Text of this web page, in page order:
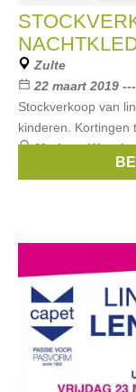
Zulte
22 maart 2019
Stockverkoop van
kinderen. Kortingen
Merken:Woody,